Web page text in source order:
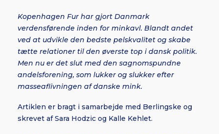
SUBSCRIBE
Kopenhagen Fur har gjort Danmark
verdensførende inden for minkavl. Blandt andet
ved at udvikle den bedste pelskvalitet og skabe
tætte relationer til den øverste top i dansk politik.
Men nu er det slut med den sagnomspundne
andelsforening, som lukker og slukker efter
masseaflivningen af danske mink.
Artiklen er bragt i samarbejde med Berlingske og
skrevet af Sara Hodzic og Kalle Kehlet.